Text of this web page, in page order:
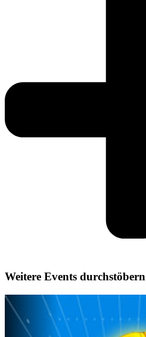
Weitere Events durchstöbern